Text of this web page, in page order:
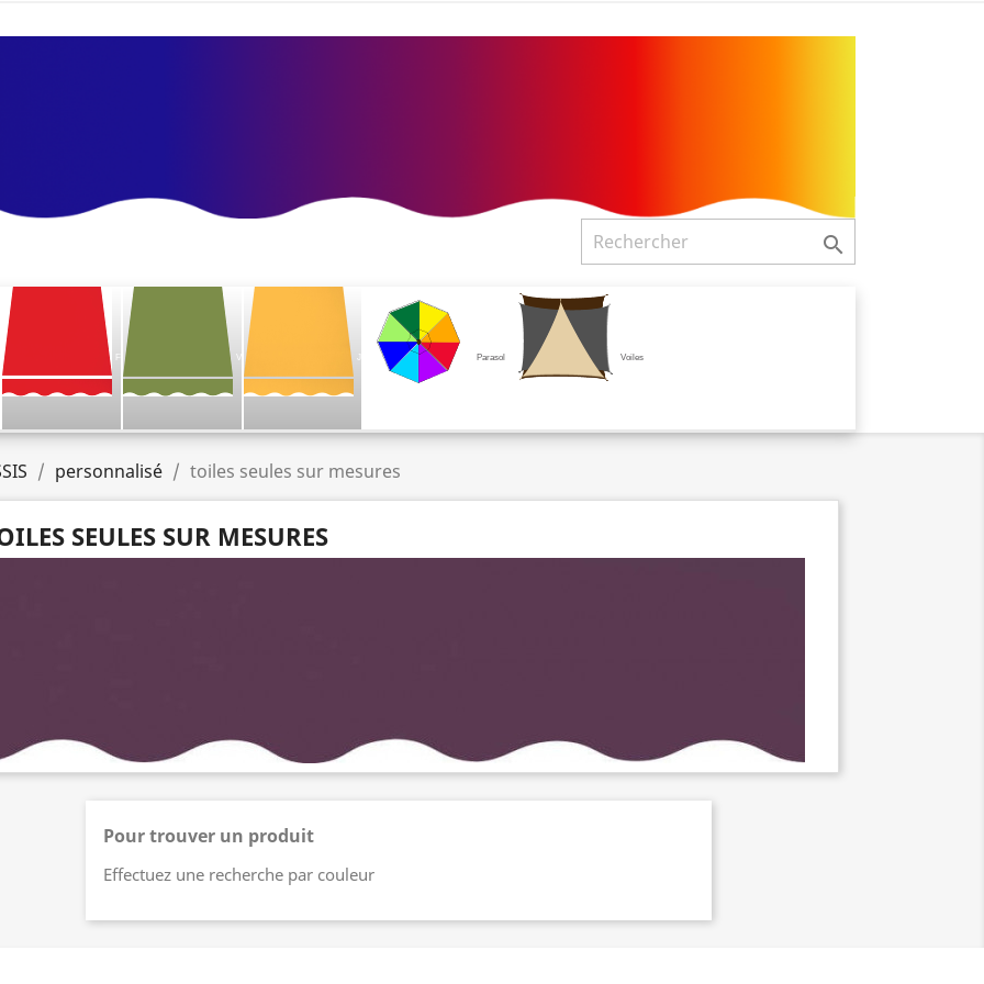

V J Parasol Voiles
personnalisé toiles seules sur mesures
SEULES SUR MESURES
Pour trouver un produit
Effectuez une recherche par couleur